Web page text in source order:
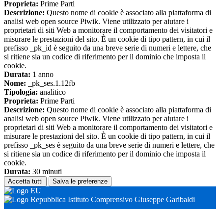
Proprieta: Prime Parti
Descrizione: Questo nome di cookie è associato alla piattaforma di
analisi web open source Piwik. Viene utilizzato per aiutare i
proprietari di siti Web a monitorare il comportamento dei visitatori e
misurare le prestazioni del sito. È un cookie di tipo pattern, in cui il
prefisso _pk_id è seguito da una breve serie di numeri e lettere, che
si ritiene sia un codice di riferimento per il dominio che imposta il
cookie.
Durata: 1 anno
Nome: _pk_ses.1.12fb
Tipologia: analitico
Proprieta: Prime Parti
Descrizione: Questo nome di cookie è associato alla piattaforma di
analisi web open source Piwik. Viene utilizzato per aiutare i
proprietari di siti Web a monitorare il comportamento dei visitatori e
misurare le prestazioni del sito. È un cookie di tipo pattern, in cui il
prefisso _pk_ses è seguito da una breve serie di numeri e lettere, che
si ritiene sia un codice di riferimento per il dominio che imposta il
cookie.
Durata: 30 minuti
Accetta tutti Salva le preferenze
Istituto Comprensivo Giuseppe Garibaldi